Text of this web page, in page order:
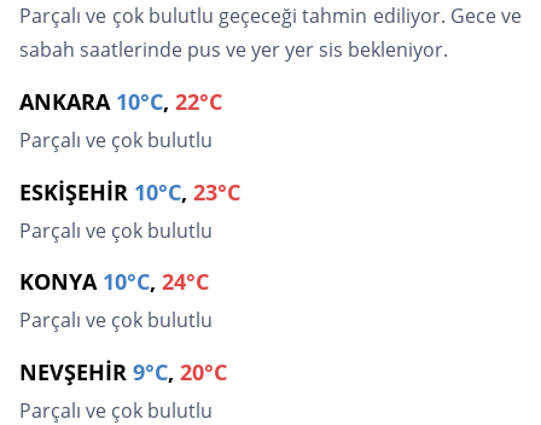
Parçalı ve çok bulutlu geçeceği tahmin ediliyor. Gece ve
sabah saatlerinde pus ve yer yer sis bekleniyor.
ANKARA 10°C, 22°C
Parçalı ve çok bulutlu
ESKİŞEHİR 10°C, 23°C
Parçalı ve çok bulutlu
KONYA 10°C, 24°C
Parçalı ve çok bulutlu
NEVŞEHİR 9°C, 20°C
Parçalı ve çok bulutlu